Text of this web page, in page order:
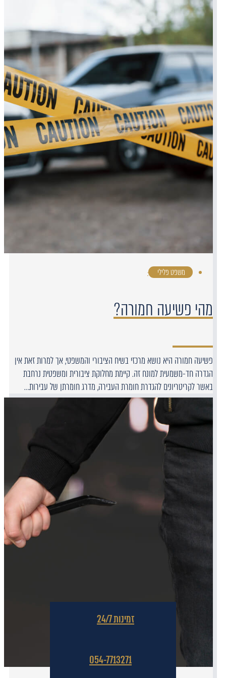
משפט פלילי ·
מהי פשיעה חמורה?
פשיעה חמורה היא נושא מרכזי בשיח הציבורי והמשפטי, אך למרות זאת אין
הגדרה חד-משמעית למונח זה. קיימת מחלוקת ציבורית ומשפטית נרחבת
באשר לקריטריונים להגדרת חומרת העבירה, מדרג חומרתן של עבירות…
זמינות 24/7
054-7713271